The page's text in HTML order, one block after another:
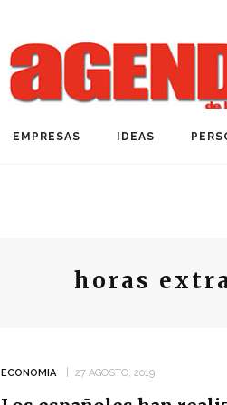
EMPRESAS IDEAS
horas
ECONOMIA 27 AGOSTO, 2019